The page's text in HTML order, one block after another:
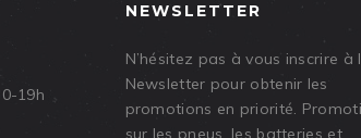
19h
NEWSLETTER
N’hésitez pas à vous inscrire à
Newsletter pour obtenir les
promotions en priorité.
sur les pneus, les batteries et